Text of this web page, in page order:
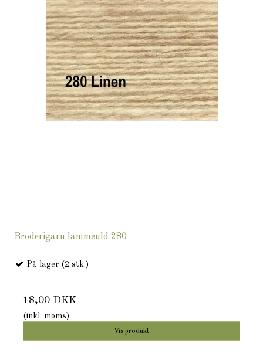
Broderigarn lammeuld 280
På lager (2 stk.)
18,00 DKK
(inkl. moms)
Vis produkt